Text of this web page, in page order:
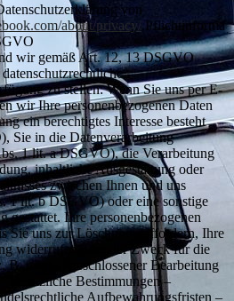
von
about/privacy/.Pflichtinforma
wir gemäß Art. 12, 13 DSGVO
zu stellen: Wenn Sie uns per E-
wir Ihre personenbezogenen Daten
ein berechtigtes Interesse besteht
Sie in die Datenverarbeitung
1 lit. a DSGVO), die Verarbeitung
inhaltliche Ausgestaltung oder
zwischen Ihnen und uns
1 lit. b DSGVO) oder eine sonstige
gestattet. Ihre personenbezogenen
Sie uns zur Löschung auffordern, Ihre
widerrufen oder der Zweck für die
B. nach abgeschlossener Bearbeitung
gesetzliche Bestimmungen –
Aufbewahrungsfristen –